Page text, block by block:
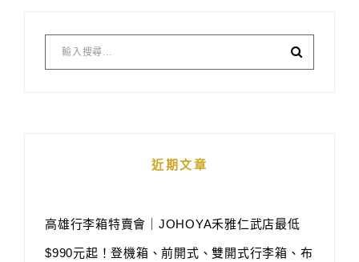
近期文章
高雄行李箱特賣會｜JOHOYA禾雅仁武店最低
$990元起！登機箱、前開式、雙開式行李箱、布